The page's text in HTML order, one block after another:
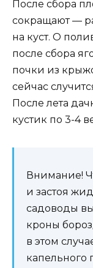
После сбора
сокращают —
на куст. О
после сбора
почки из
сейчас
После лета
кустик по 3-4
Внимание!
и застоя
садоводы
кроны
в этом
капельного